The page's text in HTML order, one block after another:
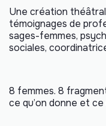
Une création
témoignages de
sages-femmes,
sociales,
8 femmes. 8
ce qu’on donne et